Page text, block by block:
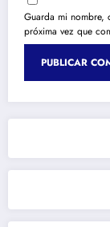
Guarda mi nombre,
próxima vez que